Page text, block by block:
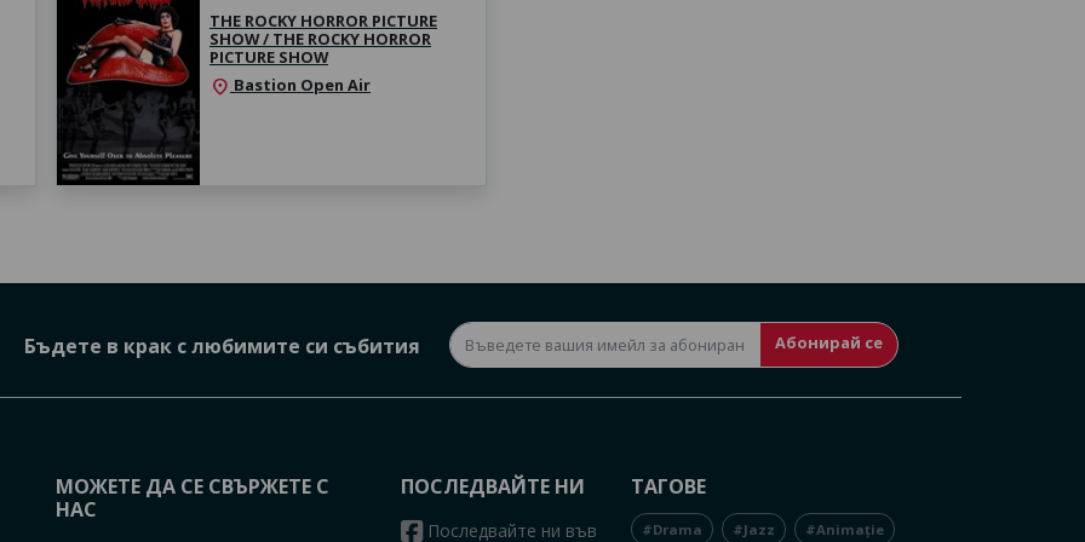
THE ROCKY HORROR PICTURE
SHOW / THE ROCKY HORROR
PICTURE SHOW
location_on Bastion Open Air
Бъдете в крак с любимите си събития Абонирай се
МОЖЕТЕ ДА СЕ СВЪРЖЕТЕ С
НАС
ПОСЛЕДВАЙТЕ НИ
Последвайте ни във
ТАГОВЕ
#Drama #Jazz #Animație